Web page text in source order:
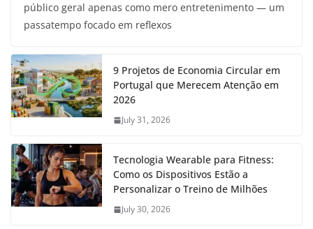
público geral apenas como mero entretenimento — um
passatempo focado em reflexos
9 Projetos de Economia Circular em
Portugal que Merecem Atenção em
2026
July 31, 2026
Tecnologia Wearable para Fitness:
Como os Dispositivos Estão a
Personalizar o Treino de Milhões
July 30, 2026